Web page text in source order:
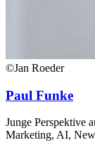
©Jan Roeder
Paul Funke
Junge Perspektive
Marketing, AI,